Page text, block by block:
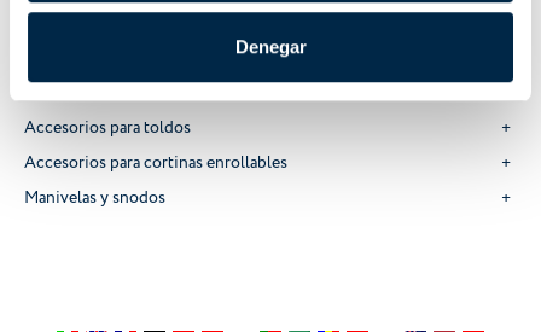
Denegar
Manual
Accesorios para toldos
Accesorios para cortinas enrollables
Manivelas y snodos